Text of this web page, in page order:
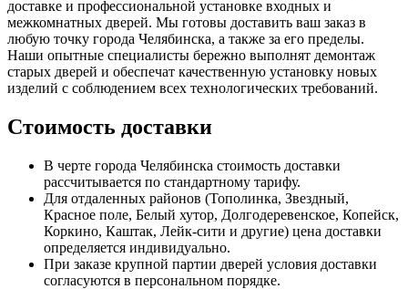
доставке и профессиональной установке входных и
межкомнатных дверей. Мы готовы доставить ваш заказ в
любую точку города Челябинска, а также за его пределы.
Наши опытные специалисты бережно выполнят демонтаж
старых дверей и обеспечат качественную установку новых
изделий с соблюдением всех технологических требований.
Стоимость доставки
В черте города Челябинска стоимость доставки
рассчитывается по стандартному тарифу.
Для отдаленных районов (Тополинка, Звездный,
Красное поле, Белый хутор, Долгодеревенское, Копейск,
Коркино, Каштак, Лейк-сити и другие) цена доставки
определяется индивидуально.
При заказе крупной партии дверей условия доставки
согласуются в персональном порядке.